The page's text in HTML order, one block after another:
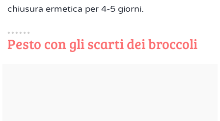
chiusura ermetica per 4-5 giorni.
Pesto con gli scarti dei broccoli